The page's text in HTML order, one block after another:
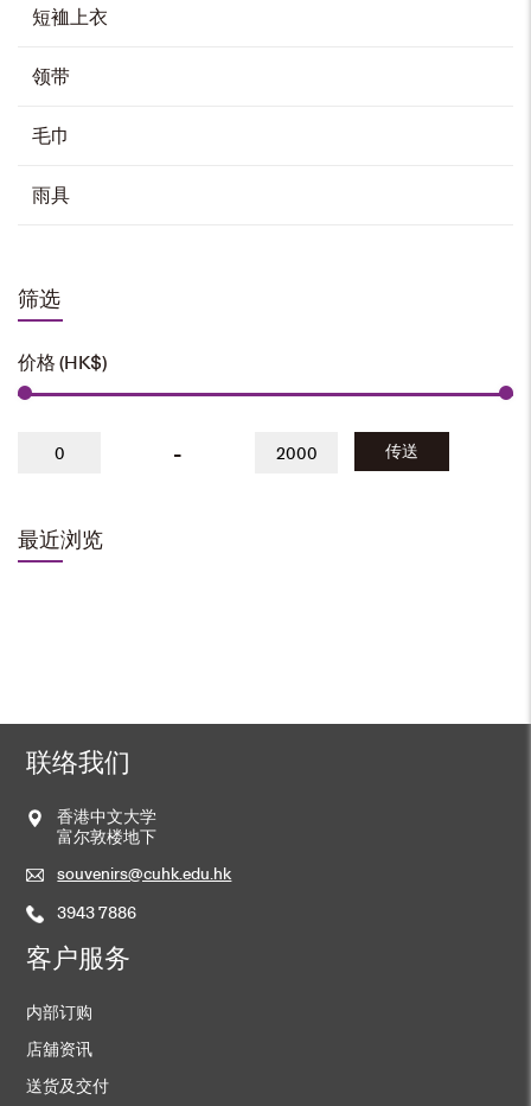
短裇上衣
领带
毛巾
雨具
筛选
价格 (HK$)
- 传送
最近浏览
联络我们
香港中文大学
富尔敦楼地下
souvenirs@cuhk.edu.hk
3943 7886
客户服务
内部订购
店舖资讯
送货及交付